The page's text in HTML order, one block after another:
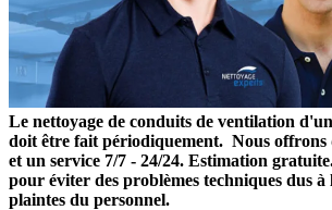
Le nettoyage de conduits de ventilation
doit être fait périodiquement. Nous offrons
et un service 7/7 - 24/24. Estimation
pour éviter des problèmes techniques dus à
plaintes du personnel.